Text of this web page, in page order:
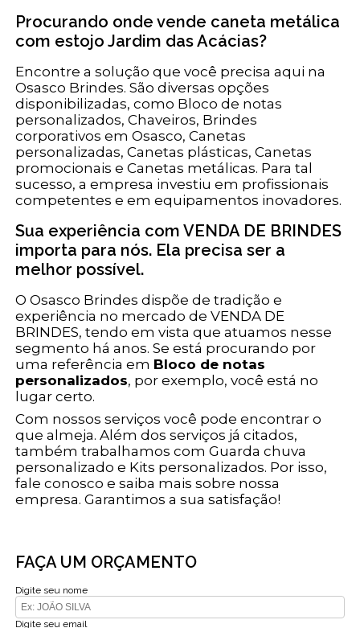
Procurando onde vende caneta metálica
com estojo Jardim das Acácias?
Encontre a solução que você precisa aqui na
Osasco Brindes. São diversas opções
disponibilizadas, como Bloco de notas
personalizados, Chaveiros, Brindes
corporativos em Osasco, Canetas
personalizadas, Canetas plásticas, Canetas
promocionais e Canetas metálicas. Para tal
sucesso, a empresa investiu em profissionais
competentes e em equipamentos inovadores.
Sua experiência com VENDA DE BRINDES
importa para nós. Ela precisa ser a
melhor possível.
O Osasco Brindes dispõe de tradição e
experiência no mercado de VENDA DE
BRINDES, tendo em vista que atuamos nesse
segmento há anos. Se está procurando por
uma referência em Bloco de notas
personalizados, por exemplo, você está no
lugar certo.
Com nossos serviços você pode encontrar o
que almeja. Além dos serviços já citados,
também trabalhamos com Guarda chuva
personalizado e Kits personalizados. Por isso,
fale conosco e saiba mais sobre nossa
empresa. Garantimos a sua satisfação!
FAÇA UM ORÇAMENTO
Digite seu nome
Digite seu email